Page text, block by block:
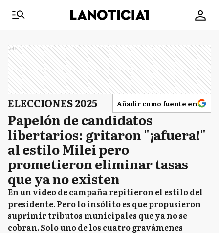
Ads
ELECCIONES 2025 Añadir como fuente en
Papelón de candidatos
libertarios: gritaron "¡afuera!"
al estilo Milei pero
prometieron eliminar tasas
que ya no existen
En un video de campaña repitieron el estilo del
presidente. Pero lo insólito es que propusieron
suprimir tributos municipales que ya no se
cobran. Solo uno de los cuatro gravámenes